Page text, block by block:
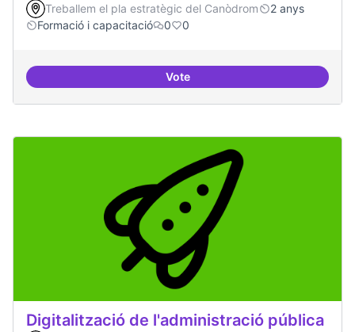
Treballem el pla estratègic del Canòdrom
2 anys
Formació i capacitació
0 0
VoteDefinició del currículum del
Digitalització de l'administració pública